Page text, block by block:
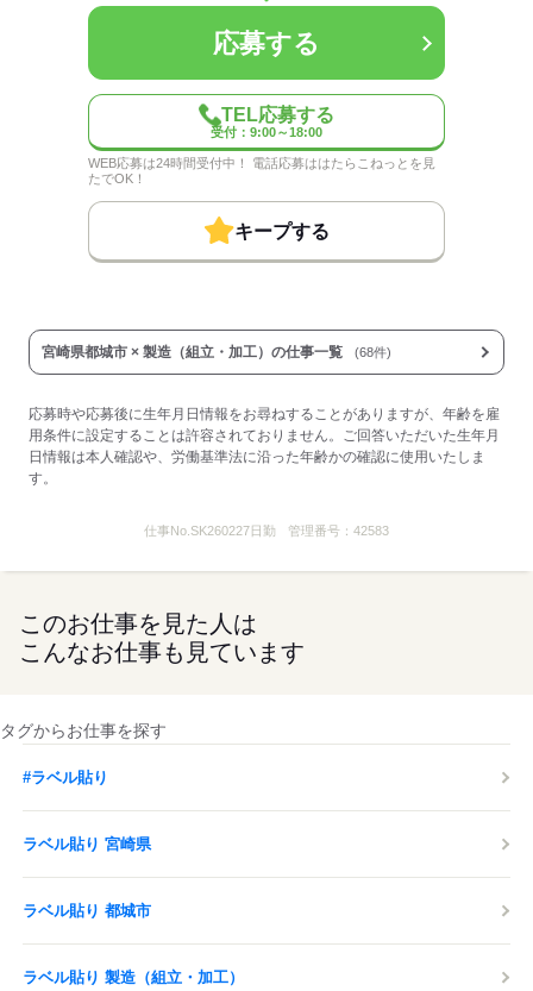
応募する
TEL応募する
受付：9:00～18:00
WEB応募は24時間受付中！ 電話応募ははたらこねっとを見
たでOK！
キープする
宮崎県都城市 × 製造（組立・加工）の仕事一覧 (68件)
応募時や応募後に生年月日情報をお尋ねすることがありますが、年齢を雇
用条件に設定することは許容されておりません。ご回答いただいた生年月
日情報は本人確認や、労働基準法に沿った年齢かの確認に使用いたしま
す。
仕事No. SK260227日勤 管理番号： 42583
このお仕事を見た人は
こんなお仕事も見ています
タグからお仕事を探す
#ラベル貼り
ラベル貼り 宮崎県
ラベル貼り 都城市
ラベル貼り 製造（組立・加工）